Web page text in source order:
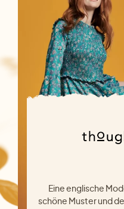
Eine englische
schöne Muster und